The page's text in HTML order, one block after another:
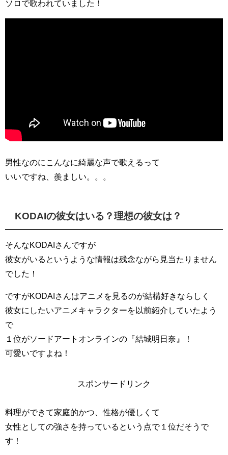
ソロで歌われていました！
男性なのにこんなに綺麗な声で歌えるって
いいですね、羨ましい。。。
KODAIの彼女はいる？理想の彼女は？
そんなKODAIさんですが
彼女がいるというような情報は残念ながら見当たりません
でした！
ですがKODAIさんはアニメを見るのが結構好きならしく
彼女にしたいアニメキャラクターを以前紹介していたよう
で
１位がソードアートオンラインの『結城明日奈』！
可愛いですよね！
スポンサードリンク
料理ができて家庭的かつ、性格が優しくて
女性としての強さを持っているという点で１位だそうで
す！